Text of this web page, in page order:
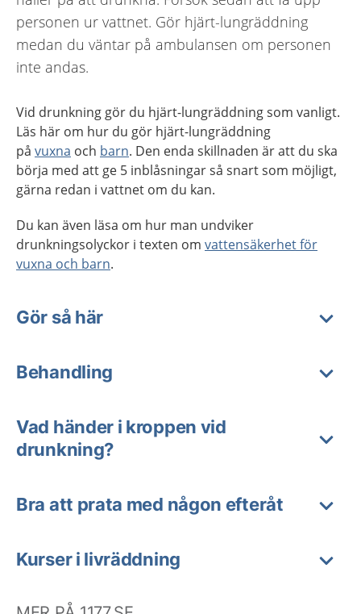
personen ur vattnet. Gör hjärt-lungräddning
medan du väntar på ambulansen om personen
inte andas.
Vid drunkning gör du hjärt-lungräddning som vanligt.
Läs här om hur du gör hjärt-lungräddning
på vuxna och barn. Den enda skillnaden är att du ska
börja med att ge 5 inblåsningar så snart som möjligt,
gärna redan i vattnet om du kan.
Du kan även läsa om hur man undviker
drunkningsolyckor i texten om vattensäkerhet för
vuxna och barn.
Gör så här
Behandling
Vad händer i kroppen vid
drunkning?
Bra att prata med någon efteråt
Kurser i livräddning